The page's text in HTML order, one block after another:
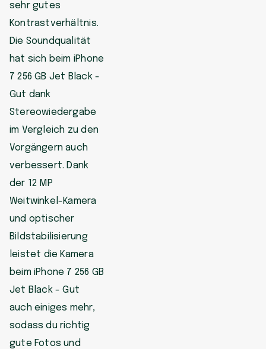
sehr gutes
Kontrastverhältnis.
Die Soundqualität
hat sich beim iPhone
7 256 GB Jet Black -
Gut dank
Stereowiedergabe
im Vergleich zu den
Vorgängern auch
verbessert. Dank
der 12 MP
Weitwinkel-Kamera
und optischer
Bildstabilisierung
leistet die Kamera
beim iPhone 7 256 GB
Jet Black - Gut
auch einiges mehr,
sodass du richtig
gute Fotos und